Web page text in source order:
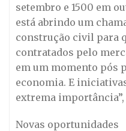
setembro e 1500 em
está abrindo um
construção civil para
contratados pelo
em um momento pós
economia. E
extrema importância”,
Novas oportunidades